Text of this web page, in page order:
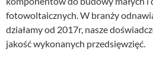
fotowoltaicznych. W branży
działamy od 2017r, nasze
jakość wykonanych przedsięwzięć.